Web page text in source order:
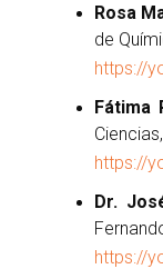
Rosa
de
https://
Fátima
https://
Dr.
https://